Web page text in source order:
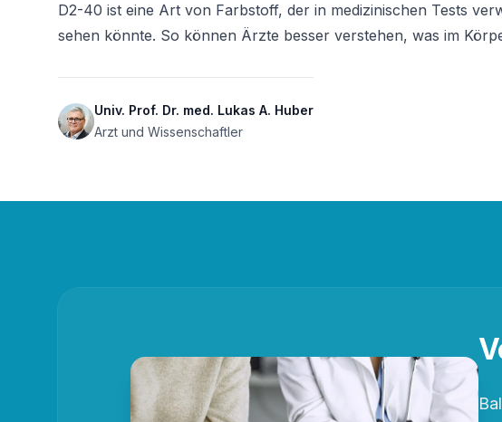
D2-40 ist eine Art von Farbstoff, der in medizinischen Tests
sehen könnte. So können Ärzte besser verstehen, was im
Univ. Prof. Dr. med. Lukas A. Huber
Arzt und Wissenschaftler